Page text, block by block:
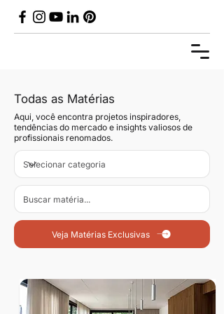
Todas as Matérias
Aqui, você encontra projetos inspiradores,
tendências do mercado e insights valiosos de
profissionais renomados.
Veja Matérias Exclusivas